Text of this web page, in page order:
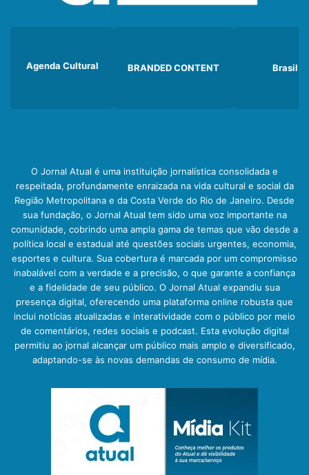
Agenda Cultural BRANDED CONTENT Brasil
O Jornal Atual é uma instituição jornalística consolidada e
respeitada, profundamente enraizada na vida cultural e social da
Região Metropolitana e da Costa Verde do Rio de Janeiro. Desde
sua fundação, o Jornal Atual tem sido uma voz importante na
comunidade, cobrindo uma ampla gama de temas que vão desde a
política local e estadual até questões sociais urgentes, economia,
esportes e cultura. Sua cobertura é marcada por um compromisso
inabalável com a verdade e a precisão, o que garante a confiança
e a fidelidade de seu público. O Jornal Atual expandiu sua
presença digital, oferecendo uma plataforma online robusta que
inclui notícias atualizadas e interatividade com o público por meio
de comentários, redes sociais e podcast. Esta evolução digital
permitiu ao jornal alcançar um público mais amplo e diversificado,
adaptando-se às novas demandas de consumo de mídia.